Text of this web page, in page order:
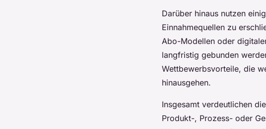
Darüber hinaus nutzen
Einnahmequellen zu
Abo-Modellen oder
langfristig gebunden
Wettbewerbsvorteile, die
hinausgehen.
Insgesamt verdeutlichen
Produkt-, Prozess- oder